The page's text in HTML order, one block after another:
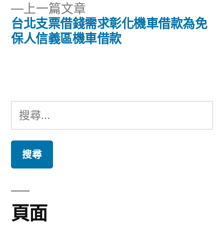
導
覽
上一篇文章
一
篇
台北支票借錢需求彰化機車借款為免
保人信義區機車借款
搜
尋
鍵
字:
頁面